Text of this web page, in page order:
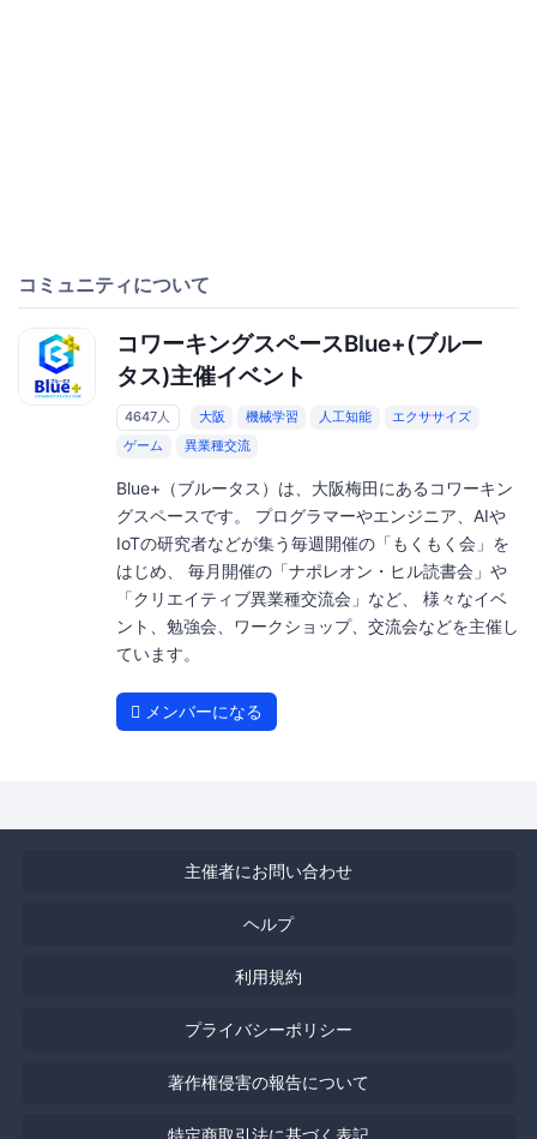
コミュニティについて
コワーキングスペースBlue+(ブルー
タス)主催イベント
4647人 大阪 機械学習 人工知能
エクササイズ
ゲーム
異業種交流
Blue+（ブルータス）は、大阪梅田にあるコワーキン
グスペースです。 プログラマーやエンジニア、AIや
IoTの研究者などが集う毎週開催の「もくもく会」を
はじめ、 毎月開催の「ナポレオン・ヒル読書会」や
「クリエイティブ異業種交流会」など、 様々なイベ
ント、勉強会、ワークショップ、交流会などを主催し
ています。
メンバーになる
主催者にお問い合わせ
ヘルプ
利用規約
プライバシーポリシー
著作権侵害の報告について